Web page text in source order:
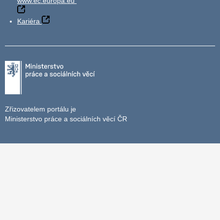
Kariéra
Zřizovatelem portálu je
Ministerstvo práce a sociálních věcí ČR